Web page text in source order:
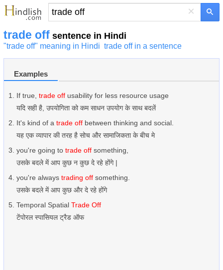
×
trade off sentence in Hindi
"trade off" meaning in Hindi trade off in a sentence
Examples
If true, trade off usability for less resource usage
यदि सही है, उपयोगिता को कम साधन उपयोग के साथ बदलें
It's kind of a trade off between thinking and social.
यह एक व्यापार की तरह है सोच और सामाजिकता के बीच मे
you're going to trade off something,
उसके बदले में आप कुछ न कुछ दे रहे होंगे |
you're always trading off something.
उसके बदले में आप कुछ और दे रहे होंगे
Temporal Spatial Trade Off
टेंपोरल स्पासियल ट्रैड ऑफ